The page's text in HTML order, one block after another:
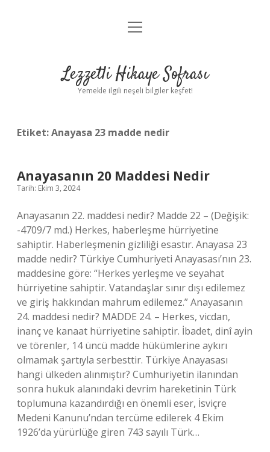
Anasayfa
Yasal Uyarı
menüyü
Lezzetli Hikaye Sofrası
Yemekle ilgili neşeli bilgiler keşfet!
Etiket:Anayasa 23 madde nedir
Anayasanın 20 Maddesi Nedir
Tarih: Ekim 3, 2024
Anayasanın 22. maddesi nedir? Madde 22 – (Değişik:
-4709/7 md.) Herkes, haberleşme hürriyetine
sahiptir. Haberleşmenin gizliliği esastır. Anayasa 23
madde nedir? Türkiye Cumhuriyeti Anayasası’nın 23.
maddesine göre: “Herkes yerleşme ve seyahat
hürriyetine sahiptir. Vatandaşlar sınır dışı edilemez
ve giriş hakkından mahrum edilemez.” Anayasanın
24. maddesi nedir? MADDE 24. – Herkes, vicdan,
inanç ve kanaat hürriyetine sahiptir. İbadet, dinî ayin
ve törenler, 14 üncü madde hükümlerine aykırı
olmamak şartıyla serbesttir. Türkiye Anayasası
hangi ülkeden alınmıştır? Cumhuriyetin ilanından
sonra hukuk alanındaki devrim hareketinin Türk
toplumuna kazandırdığı en önemli eser, İsviçre
Medeni Kanunu’ndan tercüme edilerek 4 Ekim
1926’da yürürlüğe giren 743 sayılı Türk…